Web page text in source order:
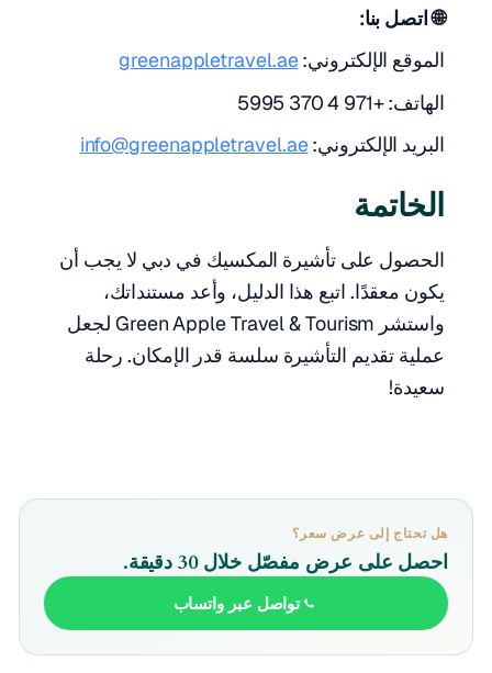
🌐 اتصل بنا:
الموقع الإلكتروني:greenappletravel.ae
الهاتف: +971 4 370 5995
البريد الإلكتروني:info@greenappletravel.ae
الخاتمة
الحصول على تأشيرة المكسيك في دبي لا يجب أن
يكون معقدًا. اتبع هذا الدليل، وأعد مستنداتك،
واستشر Green Apple Travel & Tourism لجعل
عملية تقديم التأشيرة سلسة قدر الإمكان. رحلة
سعيدة!
هل تحتاج إلى عرض سعر؟
احصل على عرض مفصّل خلال 30 دقيقة.
تواصل عبر واتساب